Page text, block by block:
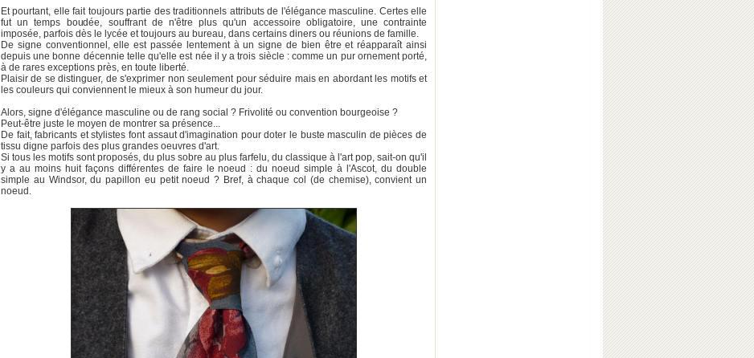
Et pourtant, elle fait toujours partie des traditionnels attributs de l'élégance masculine. Certes elle
fut un temps boudée, souffrant de n'être plus qu'un accessoire obligatoire, une contrainte
imposée, parfois dès le lycée et toujours au bureau, dans certains diners ou réunions de famille.
De signe conventionnel, elle est passée lentement à un signe de bien être et réapparaît ainsi
depuis une bonne décennie telle qu'elle est née il y a trois siècle : comme un pur ornement porté,
à de rares exceptions près, en toute liberté.
Plaisir de se distinguer, de s'exprimer non seulement pour séduire mais en abordant les motifs et
les couleurs qui conviennent le mieux à son humeur du jour.
Alors, signe d'élégance masculine ou de rang social ? Frivolité ou convention bourgeoise ?
Peut-être juste le moyen de montrer sa présence...
De fait, fabricants et stylistes font assaut d'imagination pour doter le buste masculin de pièces de
tissu digne parfois des plus grandes oeuvres d'art.
Si tous les motifs sont proposés, du plus sobre au plus farfelu, du classique à l'art pop, sait-on qu'il
y a au moins huit façons différentes de faire le noeud : du noeud simple à l'Ascot, du double
simple au Windsor, du papillon eu petit noeud ? Bref, à chaque col (de chemise), convient un
noeud.